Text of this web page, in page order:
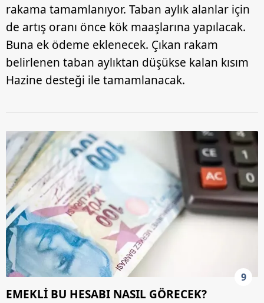
rakama tamamlanıyor. Taban aylık alanlar için
de artış oranı önce kök maaşlarına yapılacak.
Buna ek ödeme eklenecek. Çıkan rakam
belirlenen taban aylıktan düşükse kalan kısım
Hazine desteği ile tamamlanacak.
9
EMEKLİ BU HESABI NASIL GÖRECEK?